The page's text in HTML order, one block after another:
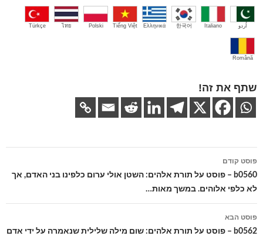
اُردو Italiano
한국어
Ελληνικά
Tiếng Việt
Polski
ไทย
Türkçe
Română
שתף את זה!
ניווט
בפוסטים
פוסט קודם
b0560 – פוסט על תורת אלהים: השטן אולי ערום כלפינו בני האדם, אך
לא כלפי אלוהים. במשך מאות…
פוסט הבא
b0562 – פוסט על תורת אלהים: שום מילה שלילית שנאמרה על ידי אדם